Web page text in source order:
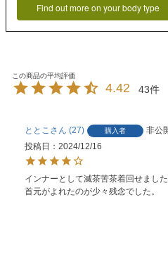
Find out more on your body type
4.42 43
ととこ 27 購入者
非公
投稿日
2024/12/16
インナーとして滅茶苦茶着回せまし
首元がよれたのが少々残念でした。